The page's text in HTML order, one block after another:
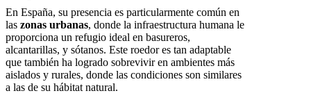
En España, su presencia es particularmente común en
las zonas urbanas, donde la infraestructura humana le
proporciona un refugio ideal en basureros,
alcantarillas, y sótanos. Este roedor es tan adaptable
que también ha logrado sobrevivir en ambientes más
aislados y rurales, donde las condiciones son similares
a las de su hábitat natural.